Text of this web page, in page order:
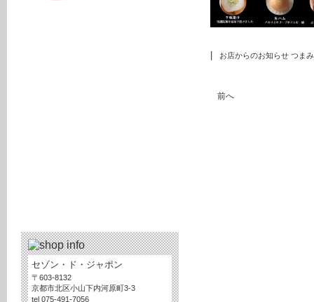
セゾン・ド・ジャポン
〒603-8132
京都市北区小山下内河原町3-3
tel 075-491-7056
お店からのお知らせ つま
前へ